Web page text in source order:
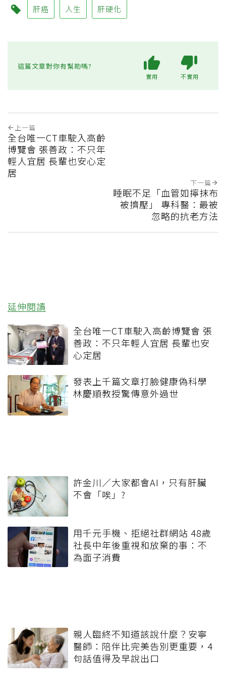
肝癌 人生 肝硬化
這篇文章對你有幫助嗎?
實用 不實用
上一篇
全台唯一CT車駛入高齡
博覽會 張善政：不只年
輕人宜居 長輩也安心定
居
下一篇
睡眠不足「血管如擰抹布
被擠壓」 專科醫：最被
忽略的抗老方法
延伸閱讀
全台唯一CT車駛入高齡博覽會 張
善政：不只年輕人宜居 長輩也安
心定居
發表上千篇文章打臉健康偽科學
林慶順教授驚傳意外過世
許金川／大家都會AI，只有肝臟
不會「唉」?
用千元手機、拒絕社群網站 48歲
社長中年後重視和放棄的事：不
為面子消費
親人臨終不知道該說什麼？安寧
醫師：陪伴比完美告別更重要，4
句話值得及早說出口